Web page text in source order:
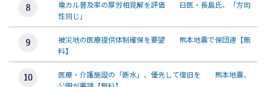
電カル普及率の厚労相見解を評価 日医・長島氏、「方向
性同じ」
被災地の医療提供体制確保を要望 熊本地震で保団連【無
料】
医療・介護施設の「断水」、優先して復旧を 熊本地震、